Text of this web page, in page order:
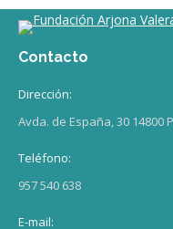
Contacto
Dirección:
Avda. de España, 30 14800
Teléfono:
957 540 638
E-mail: